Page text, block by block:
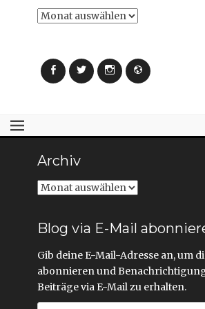
i
r
d
e
u
e
m
r
e
ö
f
n
e
i
r
d
e
u
e
m
r
e
f
n
e
Archiv
FacebookTwitter InstagramWebseite
Archiv
Archiv
Blog via E-Mail
Gib deine E-Mail-Adresse an, um
abonnieren und
Beiträge via E-Mail zu erhalten.